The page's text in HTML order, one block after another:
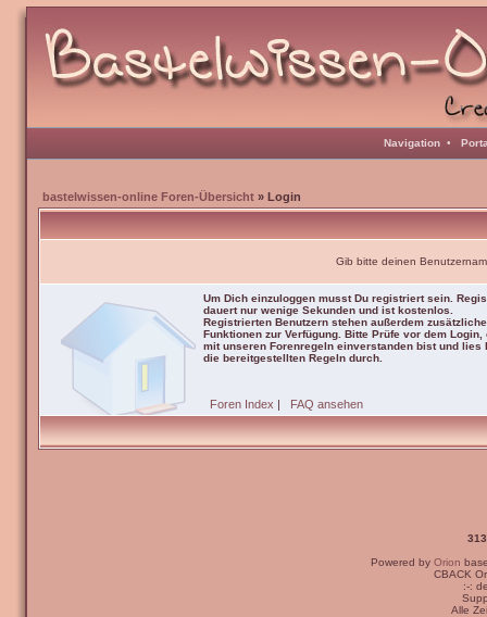
Navigation •
bastelwissen-online Foren-Übersicht » Login
Gib bitte deinen
Um Dich einzuloggen musst Du registriert sein.
dauert nur wenige Sekunden und ist kostenlos.
Registrierten Benutzern stehen außerdem zusätzliche
Funktionen zur Verfügung. Bitte Prüfe vor dem Login,
mit unseren Forenregeln einverstanden bist und lies
die bereitgestellten Regeln durch.
Foren Index | FAQ ansehen
Powered by Orion
CBACK
:-:
Alle